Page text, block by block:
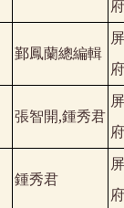
府
鄞鳳蘭總編輯
府
張智開,鍾秀君
府
鍾秀君
府